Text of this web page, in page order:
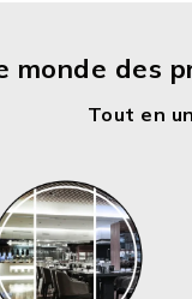
monde des
Tout en